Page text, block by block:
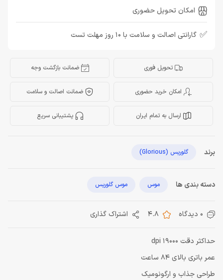
امکان تحویل حضوری
✅ گارانتی اصالت و سلامت با 10 روز مهلت تست
تحویل فوری ضمانت بازگشت وجه
امکان خرید حضوری ضمانت اصالت و سلامت
ارسال به تمام ایران پشتیبانی سریع
برند گلوریس (Glorious)
دسته بندی ها موس موس گلوریس
0 دیدگاه 4.8 اشتراک گذاری
حداکثر دقت 19000 dpi
عمر باتری بالای 84 ساعت
طراحی جذاب و ارگونومیک